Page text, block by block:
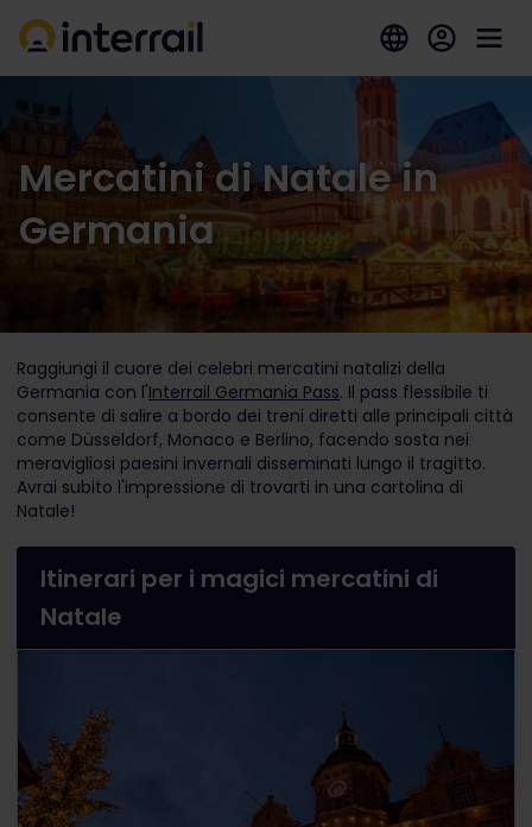
Mercatini di Natale in
Germania
Raggiungi il cuore dei celebri mercatini natalizi della
Germania con l'Interrail Germania Pass. Il pass flessibile ti
consente di salire a bordo dei treni diretti alle principali città
come Düsseldorf, Monaco e Berlino, facendo sosta nei
meravigliosi paesini invernali disseminati lungo il tragitto.
Avrai subito l'impressione di trovarti in una cartolina di
Natale!
Itinerari per i magici mercatini di
Natale